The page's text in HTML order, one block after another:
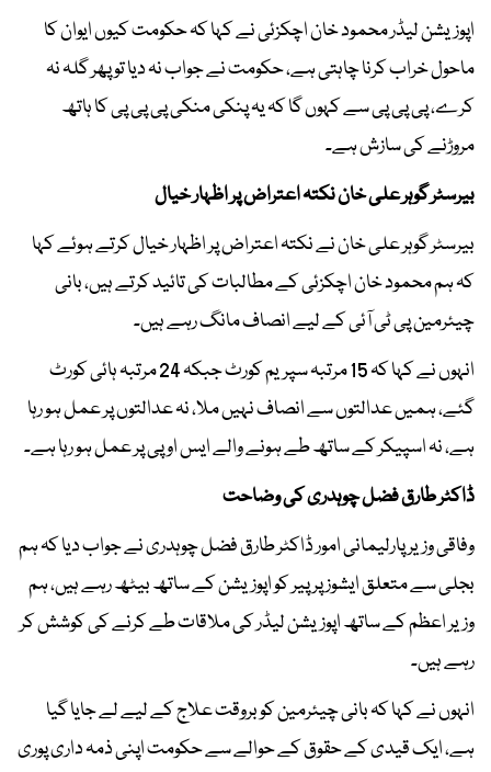
اپوزیشن لیڈر محمود خان اچکزئی نے کہا کہ حکومت کیوں ایوان کا
ماحول خراب کرنا چاہتی ہے، حکومت نے جواب نہ دیا تو پھر گلہ نہ
کرے، پی پی پی سے کہوں گا کہ یہ پنکی منکی پی پی پی کا ہاتھ
مروڑنے کی سازش ہے۔
بیرسٹر گوہر علی خان نکتہ اعتراض پر اظہار خیال
بیرسٹر گوہر علی خان نے نکتہ اعتراض پر اظہار خیال کرتے ہوئے کہا
کہ ہم محمود خان اچکزئی کے مطالبات کی تائید کرتے ہیں، بانی
چیئرمین پی ٹی آئی کے لیے انصاف مانگ رہے ہیں۔
انہوں نے کہا کہ 15 مرتبہ سپریم کورٹ جبکہ 24 مرتبہ ہائی کورٹ
گئے، ہمیں عدالتوں سے انصاف نہیں ملا، نہ عدالتوں پر عمل ہو رہا
ہے، نہ اسپیکر کے ساتھ طے ہونے والے ایس او پی پر عمل ہو رہا ہے۔
ڈاکٹر طارق فضل چوہدری کی وضاحت
وفاقی وزیر پارلیمانی امور ڈاکٹر طارق فضل چوہدری نے جواب دیا کہ ہم
بجلی سے متعلق ایشوز پر پیر کو اپوزیشن کے ساتھ بیٹھ رہے ہیں، ہم
وزیر اعظم کے ساتھ اپوزیشن لیڈر کی ملاقات طے کرنے کی کوشش کر
رہے ہیں۔
انہوں نے کہا کہ بانی چیئرمین کو بروقت علاج کے لیے لے جایا گیا
ہے، ایک قیدی کے حقوق کے حوالے سے حکومت اپنی ذمہ داری پوری